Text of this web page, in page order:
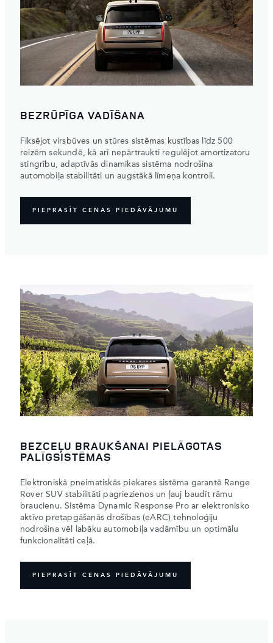
BEZRŪPĪGA VADĪŠANA
Fiksējot virsbūves un stūres sistēmas kustības līdz 500
reizēm sekundē, kā arī nepārtraukti regulējot amortizatoru
stingrību, adaptīvās dinamikas sistēma nodrošina
automobiļa stabilitāti un augstākā līmeņa kontroli.
PIEPRASĪT CENAS PIEDĀVĀJUMU
BEZCEĻU BRAUKŠANAI PIELĀGOTAS
PALĪGSISTĒMAS
Elektroniskā pneimatiskās piekares sistēma garantē Range
Rover SUV stabilitāti pagriezienos un ļauj baudīt rāmu
braucienu. Sistēma Dynamic Response Pro ar elektronisko
aktīvo pretapgāšanās drošības (eARC) tehnoloģiju
nodrošina vēl labāku automobiļa vadāmību un optimālu
funkcionalitāti ceļā.
PIEPRASĪT CENAS PIEDĀVĀJUMU